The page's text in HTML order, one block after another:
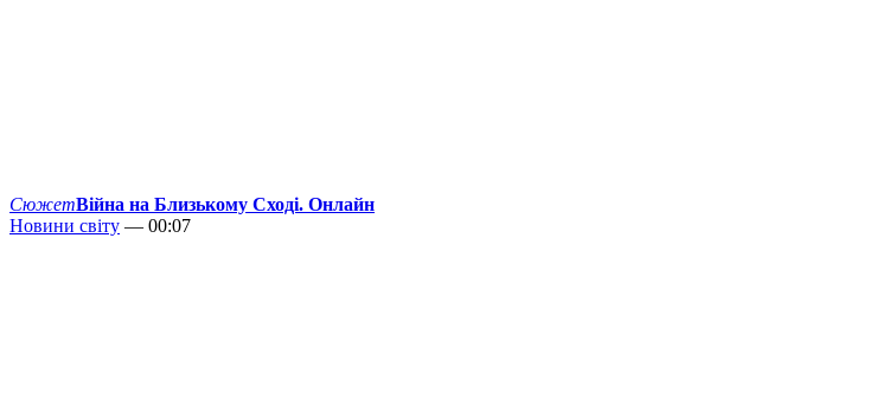
СюжетВійна на Близькому Сході. Онлайн
Новини світу — 00:07